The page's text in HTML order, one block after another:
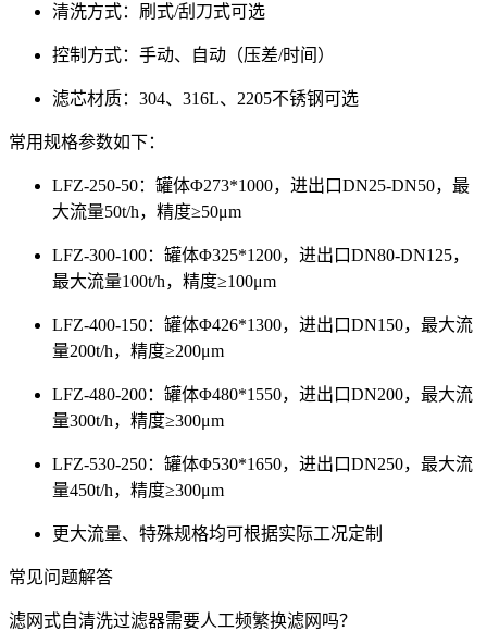
清洗方式：刷式/刮刀式可选
控制方式：手动、自动（压差/时间）
滤芯材质：304、316L、2205不锈钢可选
常用规格参数如下：
LFZ-250-50：罐体Φ273*1000，进出口DN25-DN50，最
大流量50t/h，精度≥50μm
LFZ-300-100：罐体Φ325*1200，进出口DN80-DN125，
最大流量100t/h，精度≥100μm
LFZ-400-150：罐体Φ426*1300，进出口DN150，最大流
量200t/h，精度≥200μm
LFZ-480-200：罐体Φ480*1550，进出口DN200，最大流
量300t/h，精度≥300μm
LFZ-530-250：罐体Φ530*1650，进出口DN250，最大流
量450t/h，精度≥300μm
更大流量、特殊规格均可根据实际工况定制
常见问题解答
滤网式自清洗过滤器需要人工频繁换滤网吗？